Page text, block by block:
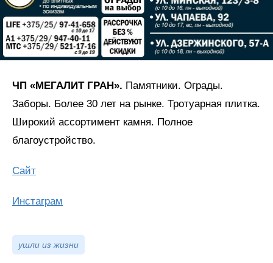
ЧП «МЕГАЛИТ ГРАН». Памятники. Ограды.
Заборы. Более 30 лет на рынке. Тротуарная плитка.
Широкий ассортимент камня. Полное
благоустройство.
Сайт
Инстаграм
ушли из жизни